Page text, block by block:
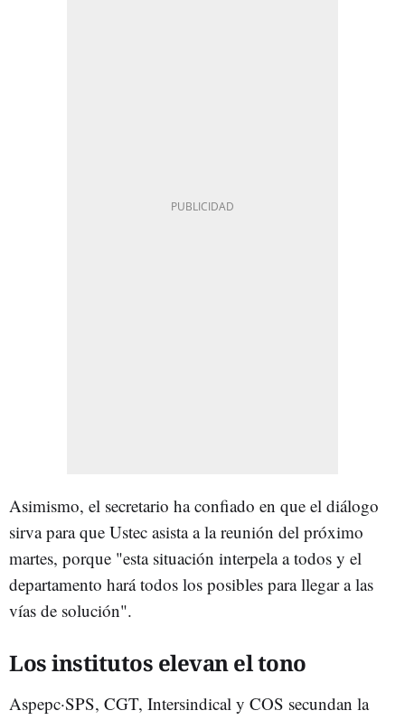
Asimismo, el secretario ha confiado en que el diálogo
sirva para que Ustec asista a la reunión del próximo
martes, porque "esta situación interpela a todos y el
departamento hará todos los posibles para llegar a las
vías de solución".
Los institutos elevan el tono
Aspepc·SPS, CGT, Intersindical y COS secundan la